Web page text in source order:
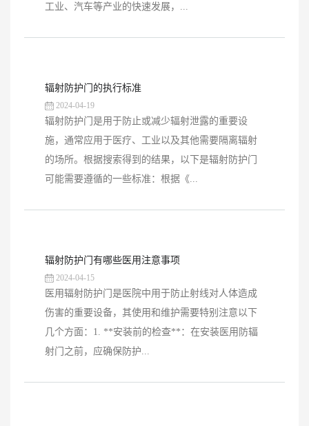
工业、汽车等产业的快速发展，...
辐射防护门的执行标准
2024-04-19
辐射防护门是用于防止或减少辐射泄露的重要设
施，通常应用于医疗、工业以及其他需要隔离辐射
的场所。根据搜索得到的结果，以下是辐射防护门
可能需要遵循的一些标准：根据《...
辐射防护门有哪些医用注意事项
2024-04-15
医用辐射防护门是医院中用于防止射线对人体造成
伤害的重要设备，其使用和维护需要特别注意以下
几个方面：1. **安装前的检查**：在安装医用防辐
射门之前，应确保防护...